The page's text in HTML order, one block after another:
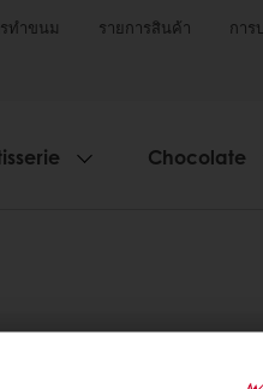
ทำขนม รายการสินค้า การ
Chocolate